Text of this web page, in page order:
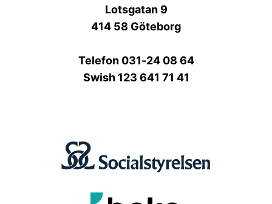
Lotsgatan 9
414 58 Göteborg
Telefon 031-24 08 64
Swish 123 641 71 41